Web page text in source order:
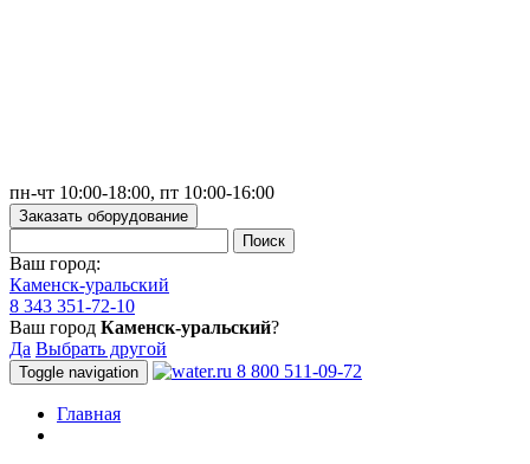
пн-чт 10:00-18:00, пт 10:00-16:00
Заказать оборудование
Ваш город:
Каменск-уральский
8 343 351-72-10
Ваш город Каменск-уральский?
Да Выбрать другой
Toggle navigation 8 800 511-09-72
Главная